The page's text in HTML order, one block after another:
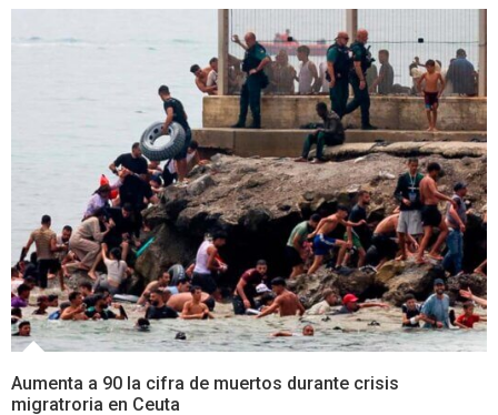
Aumenta a 90 la cifra de muertos durante crisis
migratroria en Ceuta